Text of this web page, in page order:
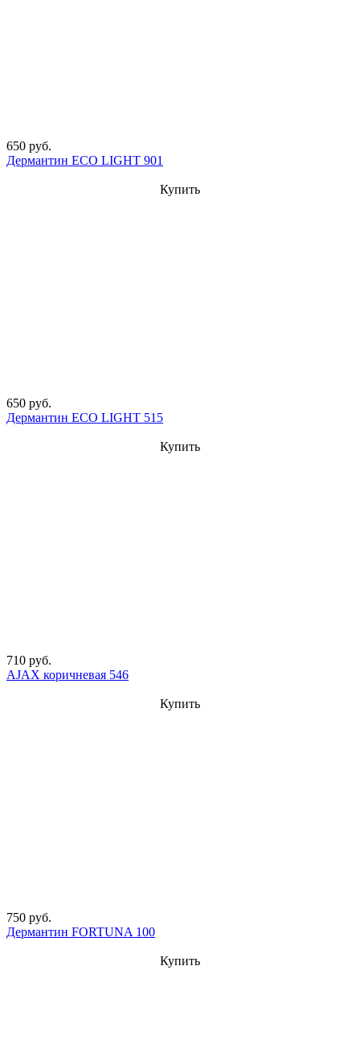
650 руб.
Дермантин ECO LIGHT 901
Купить
650 руб.
Дермантин ECO LIGHT 515
Купить
710 руб.
AJAX коричневая 546
Купить
750 руб.
Дермантин FORTUNA 100
Купить